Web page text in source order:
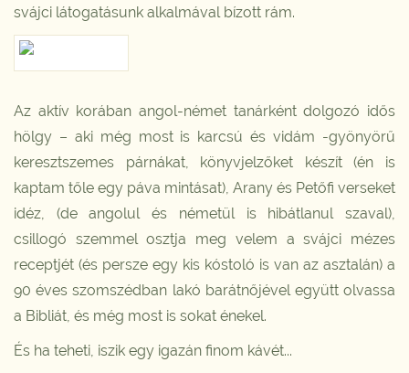
svájci látogatásunk alkalmával bízott rám.
Az aktív korában angol-német tanárként dolgozó idős
hölgy – aki még most is karcsú és vidám -gyönyörű
keresztszemes párnákat, könyvjelzőket készít (én is
kaptam tőle egy páva mintásat), Arany és Petőfi verseket
idéz, (de angolul és németül is hibátlanul szaval),
csillogó szemmel osztja meg velem a svájci mézes
receptjét (és persze egy kis kóstoló is van az asztalán) a
90 éves szomszédban lakó barátnőjével együtt olvassa
a Bibliát, és még most is sokat énekel.
És ha teheti, iszik egy igazán finom kávét...